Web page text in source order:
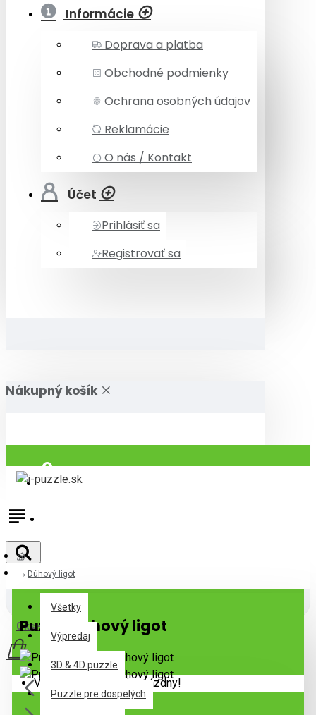
Informácie
Doprava a platba
Obchodné podmienky
Ochrana osobných údajov
Reklamácie
O nás / Kontakt
Účet
Prihlásiť sa
Registrovať sa
Nákupný košík
Prihlásiť
Všetky
Všetky
Výpredaj
3D & 4D puzzle
Puzzle pre dospelých
0 ks - 0,00€
Váš nákupný košík je prázdny!
Dúhový ligot
Puzzle Dúhový ligot